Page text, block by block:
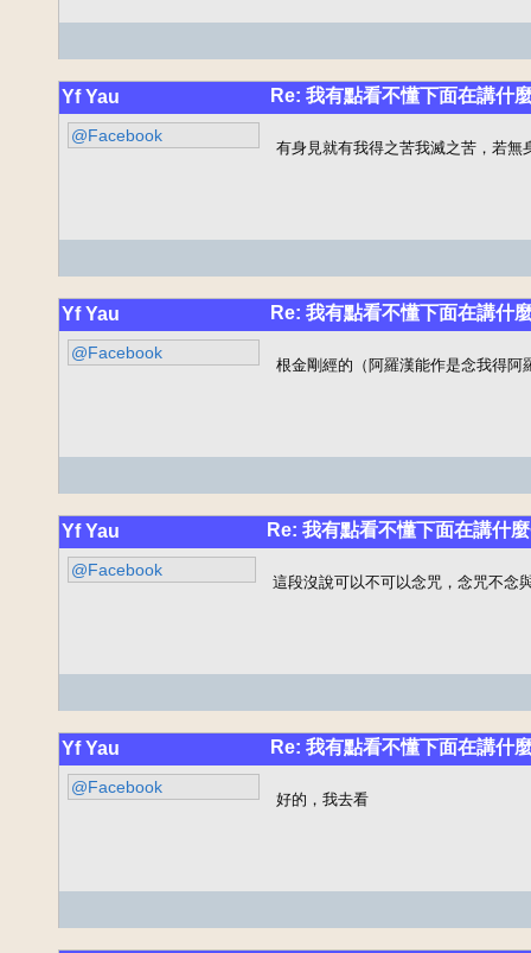
Yf Yau Re: 我有點看不懂下面在講什
@Facebook
有身見就有我得之苦我滅之苦，若
Yf Yau Re: 我有點看不懂下面在講什
@Facebook
根金剛經的（阿羅漢能作是念我得阿
Yf Yau Re: 我有點看不懂下面在講什
@Facebook
這段沒說可以不可以念咒，念咒不念
Yf Yau Re: 我有點看不懂下面在講什
@Facebook
好的，我去看